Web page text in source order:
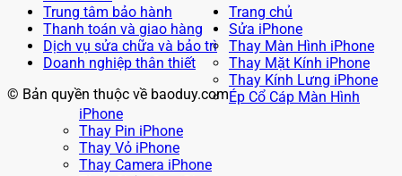
Trung tâm bảo hành
Thanh toán và giao hàng
Dịch vụ sửa chữa và bảo trì
Doanh nghiệp thân thiết
© Bản quyền thuộc về baoduy.com
Trang chủ
Sửa iPhone
Thay Màn Hình iPhone
Thay Mặt Kính iPhone
Thay Kính Lưng iPhone
Ép Cổ Cáp Màn Hình
iPhone
Thay Pin iPhone
Thay Vỏ iPhone
Thay Camera iPhone